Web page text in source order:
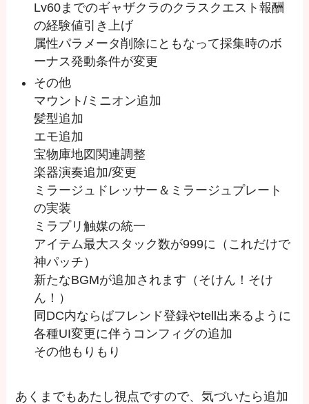
Lv60までのギャザクラのクラスクエスト報酬
の経験値引き上げ
属性パラメータ削除にともなって採集時のボ
ーナス発動条件が変更
その他
マウント/ミニオン追加
髪型追加
エモ追加
宝物庫地図関連調整
楽器演奏追加/変更
ミラージュドレッサー＆ミラージュプレート
の実装
ミラプリ触媒の統一
アイテム最大スタック数が999に（これだけで
神パッチ）
新たなBGMが追加されます（そけん！そけ
ん！）
同DC内ならばフレンド登録やtell出来るように
各種UI変更に伴うコンフィグの追加
その他もりもり
あくまでもあたし視点ですので、気づいたら追加